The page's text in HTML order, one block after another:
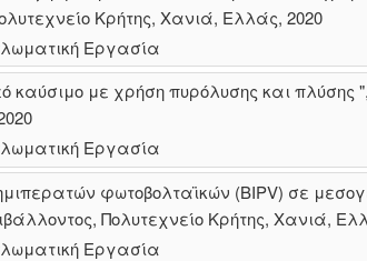
Κρήτης, Χανιά, Ελλάς, 2020
Εργασία
καύσιμο με χρήση πυρόλυσης και πλύσης
Εργασία
φωτοβολταϊκών (BIPV) σε
Πολυτεχνείο Κρήτης, Χανιά,
Εργασία